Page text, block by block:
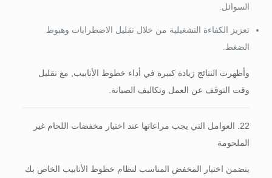
السوائل.
تعزيز الكفاءة التشغيلية من خلال تقليل الاضطرابات وهبوط
الضغط.
وأظهرت النتائج زيادة كبيرة في أداء خطوط الأنابيب, مع تقليل
وقت التوقف عن العمل وتكاليف الصيانة.
22. العوامل التي يجب مراعاتها عند اختيار مخفضات اللحام غير
الملحومة
يتضمن اختيار المخفض المناسب لنظام خطوط الأنابيب الخاص بك